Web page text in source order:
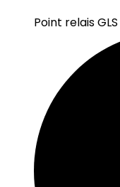
Point relais GLS